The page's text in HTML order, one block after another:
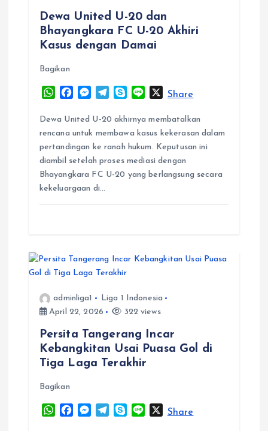
Dewa United U-20 dan
Bhayangkara FC U-20 Akhiri
Kasus dengan Damai
Bagikan
W
a
t
s
A
p
p
c
e
b
o
o
k
M
s
s
e
n
g
e
l
e
g
r
a
y
p
e
n
e
XShare
Dewa United U-20 akhirnya membatalkan
rencana untuk membawa kasus kekerasan dalam
pertandingan ke ranah hukum. Keputusan ini
diambil setelah proses mediasi dengan
Bhayangkara FC U-20 yang berlangsung secara
kekeluargaan di…
adminliga1
Liga 1 Indonesia
April 22, 2026
322 views
Persita Tangerang Incar
Kebangkitan Usai Puasa Gol di
Tiga Laga Terakhir
Bagikan
W
M
XShare